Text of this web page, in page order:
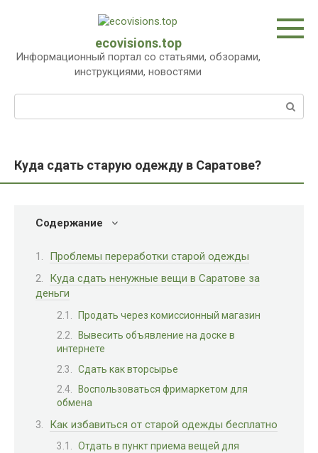
ecovisions.top
Информационный портал со статьями, обзорами,
инструкциями, новостями
Куда сдать старую одежду в Саратове?
Содержание
Проблемы переработки старой одежды
Куда сдать ненужные вещи в Саратове за
деньги
Продать через комиссионный магазин
Вывесить объявление на доске в
интернете
Сдать как вторсырье
Воспользоваться фримаркетом для
обмена
Как избавиться от старой одежды бесплатно
Отдать в пункт приема вещей для